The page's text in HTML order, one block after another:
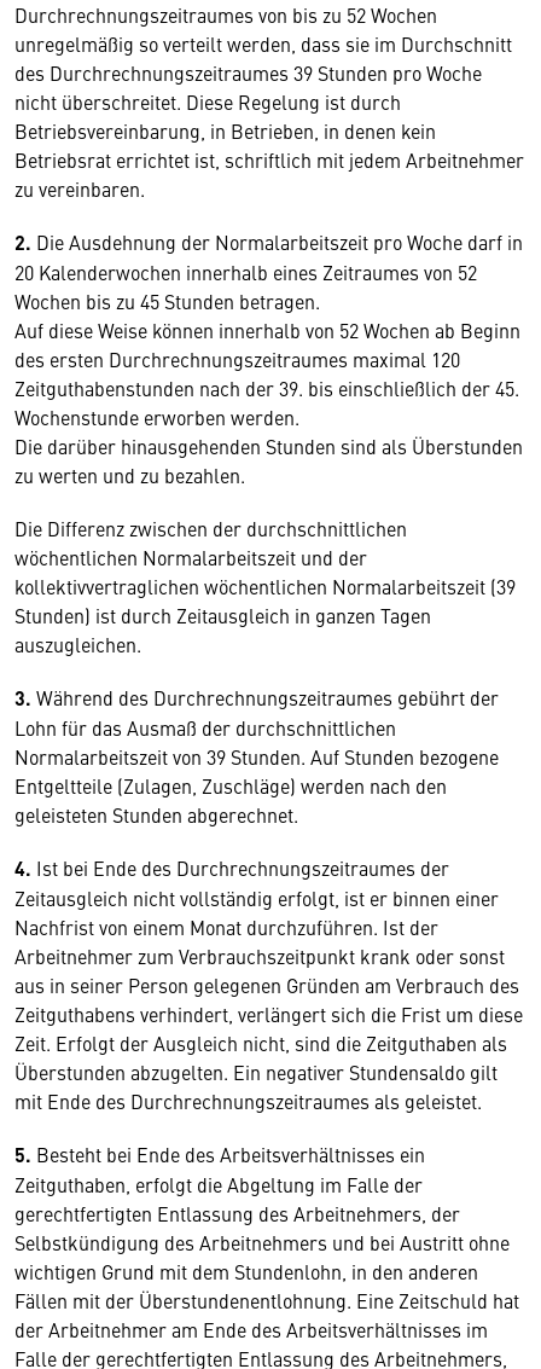
Durchrechnungszeitraumes von bis zu 52 Wochen
unregelmäßig so verteilt werden, dass sie im Durchschnitt
des Durchrechnungszeitraumes 39 Stunden pro Woche
nicht überschreitet. Diese Regelung ist durch
Betriebsvereinbarung, in Betrieben, in denen kein
Betriebsrat errichtet ist, schriftlich mit jedem Arbeitnehmer
zu vereinbaren.
2. Die Ausdehnung der Normalarbeitszeit pro Woche darf in
20 Kalenderwochen innerhalb eines Zeitraumes von 52
Wochen bis zu 45 Stunden betragen.
Auf diese Weise können innerhalb von 52 Wochen ab Beginn
des ersten Durchrechnungszeitraumes maximal 120
Zeitguthabenstunden nach der 39. bis einschließlich der 45.
Wochenstunde erworben werden.
Die darüber hinausgehenden Stunden sind als Überstunden
zu werten und zu bezahlen.
Die Differenz zwischen der durchschnittlichen
wöchentlichen Normalarbeitszeit und der
kollektivvertraglichen wöchentlichen Normalarbeitszeit (39
Stunden) ist durch Zeitausgleich in ganzen Tagen
auszugleichen.
3. Während des Durchrechnungszeitraumes gebührt der
Lohn für das Ausmaß der durchschnittlichen
Normalarbeitszeit von 39 Stunden. Auf Stunden bezogene
Entgeltteile (Zulagen, Zuschläge) werden nach den
geleisteten Stunden abgerechnet.
4. Ist bei Ende des Durchrechnungszeitraumes der
Zeitausgleich nicht vollständig erfolgt, ist er binnen einer
Nachfrist von einem Monat durchzuführen. Ist der
Arbeitnehmer zum Verbrauchszeitpunkt krank oder sonst
aus in seiner Person gelegenen Gründen am Verbrauch des
Zeitguthabens verhindert, verlängert sich die Frist um diese
Zeit. Erfolgt der Ausgleich nicht, sind die Zeitguthaben als
Überstunden abzugelten. Ein negativer Stundensaldo gilt
mit Ende des Durchrechnungszeitraumes als geleistet.
5. Besteht bei Ende des Arbeitsverhältnisses ein
Zeitguthaben, erfolgt die Abgeltung im Falle der
gerechtfertigten Entlassung des Arbeitnehmers, der
Selbstkündigung des Arbeitnehmers und bei Austritt ohne
wichtigen Grund mit dem Stundenlohn, in den anderen
Fällen mit der Überstundenentlohnung. Eine Zeitschuld hat
der Arbeitnehmer am Ende des Arbeitsverhältnisses im
Falle der gerechtfertigten Entlassung des Arbeitnehmers,